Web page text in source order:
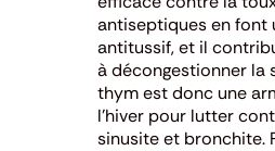
antiseptiques en font
antitussif, et il
à décongestionner la
thym est donc une
l’hiver pour lutter
sinusite et bronchite.